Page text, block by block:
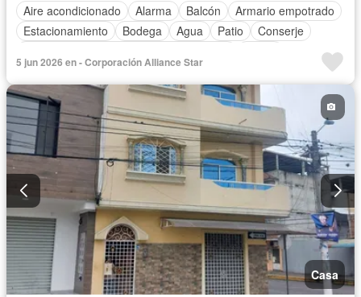
Aire acondicionado
Alarma Balcón
Armario empotrado
Estacionamiento
Bodega Agua Patio
Conserje
Garita de guardianía
Seguridad
Cuarto de servicio
Sin amoblar
5 jun 2026 en - Corporación Alliance Star
Casa